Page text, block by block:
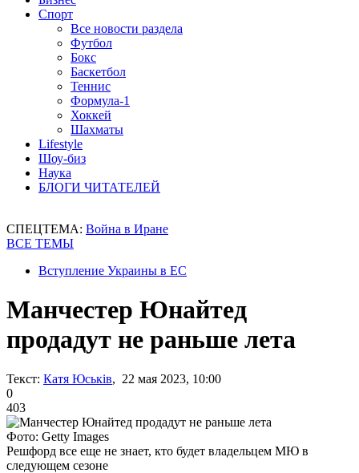
Спорт
Все новости раздела
Футбол
Бокс
Баскетбол
Теннис
Формула-1
Хоккей
Шахматы
Lifestyle
Шоу-биз
Наука
БЛОГИ ЧИТАТЕЛЕЙ
СПЕЦТЕМА: Война в Иране
ВСЕ ТЕМЫ
Вступление Украины в ЕС
Манчестер Юнайтед
продадут не раньше лета
Текст: Катя Юськів, 22 мая 2023, 10:00
0
403
Фото: Getty Images
Решфорд все еще не знает, кто будет владельцем МЮ в
следующем сезоне